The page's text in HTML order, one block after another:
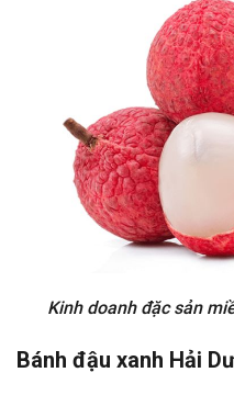
Kinh doanh đặc sản
Bánh đậu xanh Hải